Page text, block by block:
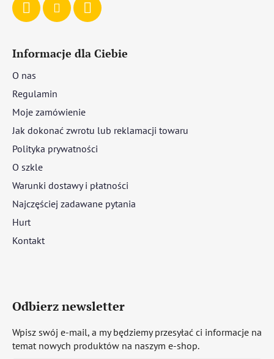
Informacje dla Ciebie
O nas
Regulamin
Moje zamówienie
Jak dokonać zwrotu lub reklamacji towaru
Polityka prywatności
O szkle
Warunki dostawy i płatności
Najczęściej zadawane pytania
Hurt
Kontakt
Odbierz newsletter
Wpisz swój e-mail, a my będziemy przesyłać ci informacje na
temat nowych produktów na naszym e-shop.